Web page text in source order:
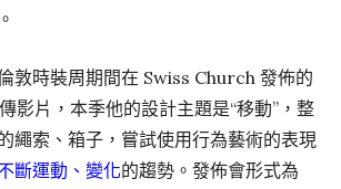
敦時裝周期間在 Swiss Church 發佈的
影片，本季他的設計主題是“移動”，整
繩索、箱子，嘗試使用行為藝術的表現
斷運動、變化的趨勢。發佈會形式為